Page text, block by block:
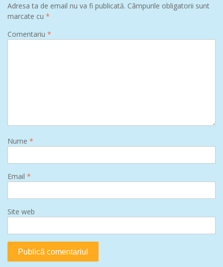
Adresa ta de email nu va fi publicată. Câmpurile obligatorii sunt
marcate cu *
Comentariu *
Nume *
Email *
Site web